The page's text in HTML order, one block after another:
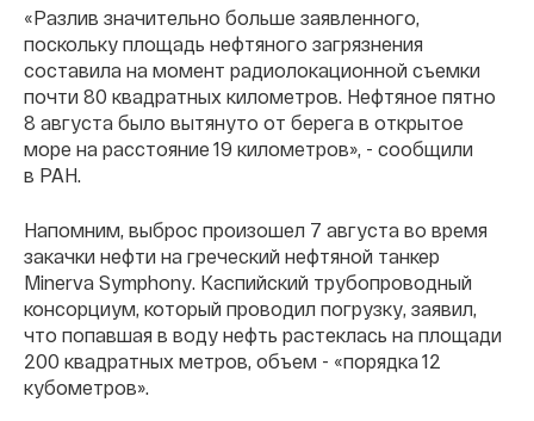
«Разлив значительно больше заявленного,
поскольку площадь нефтяного загрязнения
составила на момент радиолокационной съемки
почти 80 квадратных километров. Нефтяное пятно
8 августа было вытянуто от берега в открытое
море на расстояние 19 километров», - сообщили
в РАН.
Напомним, выброс произошел 7 августа во время
закачки нефти на греческий нефтяной танкер
Minerva Symphony. Каспийский трубопроводный
консорциум, который проводил погрузку, заявил,
что попавшая в воду нефть растеклась на площади
200 квадратных метров, объем - «порядка 12
кубометров».